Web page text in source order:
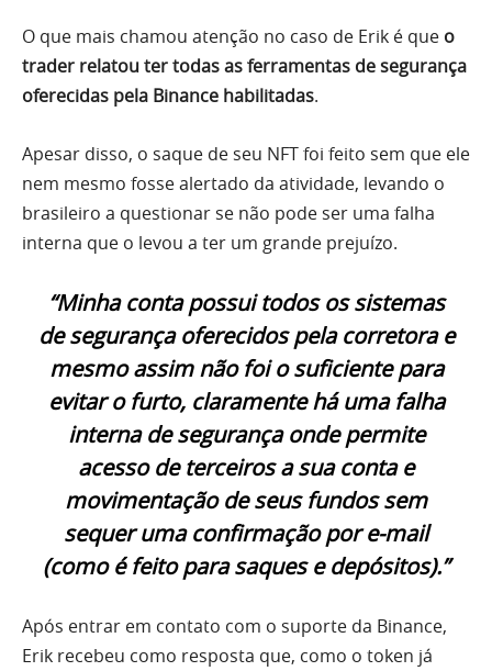
O que mais chamou atenção no caso de Erik é que o
trader relatou ter todas as ferramentas de segurança
oferecidas pela Binance habilitadas.
Apesar disso, o saque de seu NFT foi feito sem que ele
nem mesmo fosse alertado da atividade, levando o
brasileiro a questionar se não pode ser uma falha
interna que o levou a ter um grande prejuízo.
“Minha conta possui todos os sistemas
de segurança oferecidos pela corretora e
mesmo assim não foi o suficiente para
evitar o furto, claramente há uma falha
interna de segurança onde permite
acesso de terceiros a sua conta e
movimentação de seus fundos sem
sequer uma confirmação por e-mail
(como é feito para saques e depósitos).”
Após entrar em contato com o suporte da Binance,
Erik recebeu como resposta que, como o token já